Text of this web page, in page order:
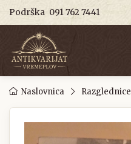
Podrška 091 762 7441
Naslovnica Razglednice